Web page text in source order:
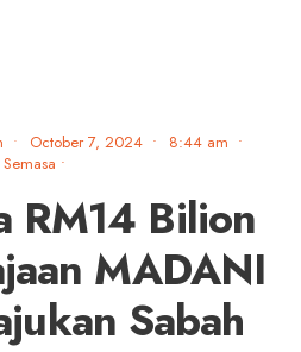
• October 7, 2024 • 8:44 am •
Semasa •
RM14 Bilion
MADANI
Sabah